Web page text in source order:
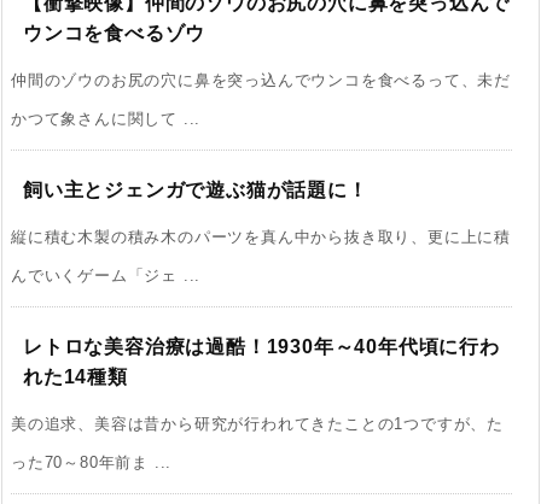
ウンコを食べるゾウ
仲間のゾウのお尻の穴に鼻を突っ込んでウンコを食べるって、未だ
かつて象さんに関して ...
飼い主とジェンガで遊ぶ猫が話題に！
縦に積む木製の積み木のパーツを真ん中から抜き取り、更に上に積
んでいくゲーム「ジェ ...
レトロな美容治療は過酷！1930年～40年代頃に行わ
れた14種類
美の追求、美容は昔から研究が行われてきたことの1つですが、た
った70～80年前ま ...